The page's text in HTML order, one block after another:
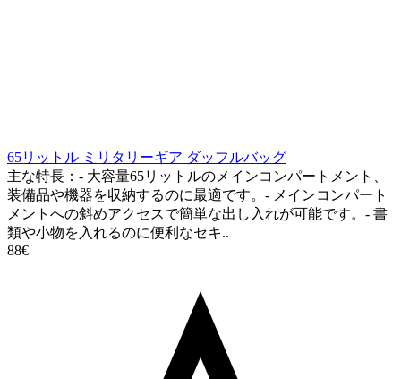
65リットル ミリタリーギア ダッフルバッグ
主な特長：- 大容量65リットルのメインコンパートメント、
装備品や機器を収納するのに最適です。- メインコンパート
メントへの斜めアクセスで簡単な出し入れが可能です。- 書
類や小物を入れるのに便利なセキ..
88€